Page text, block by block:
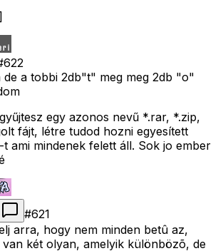
622
de a tobbi 2db"t" meg meg 2db "o"
egy azonos nevű *.rar, *.zip,
fájt, létre tudod hozni egyesített
ami mindenek felett áll. Sok jo ember
#621
arra, hogy nem minden betû az,
van két olyan, amelyik különbözõ, de